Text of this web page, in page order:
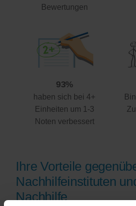
Bewertungen
93%
haben sich bei 4+
Einheiten um 1-3
Noten verbessert
Ihre Vorteile
Nachhilfeinstituten
Nachhilfe